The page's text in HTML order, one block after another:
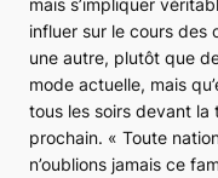
influer sur le cours des
une autre, plutôt que
mode actuelle, mais
tous les soirs devant la
prochain. « Toute
n’oublions jamais ce